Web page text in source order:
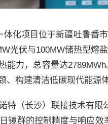
化项目位于新疆吐鲁番
光伏与100MW储热型熔
能力，总容量达
、构建清洁低碳现代能源
特（长沙）联接技术有
镜群的控制精度与响应